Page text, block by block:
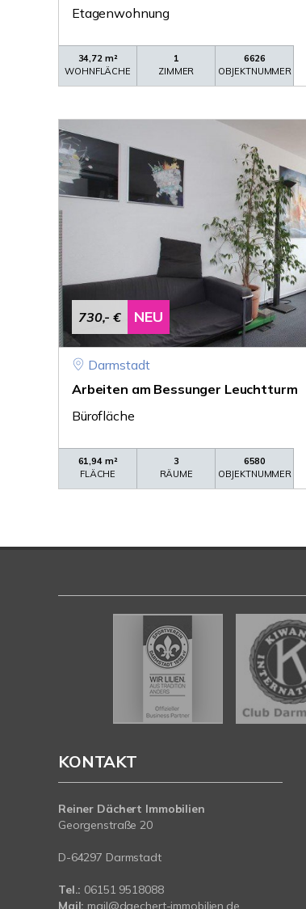
Etagenwohnung
34,72 m²
WOHNFLÄCHE
1
ZIMMER
6626
OBJEKTNUMMER
730,- € NEU
Darmstadt
Arbeiten am Bessunger Leuchtturm
Bürofläche
61,94 m²
FLÄCHE
3
RÄUME
6580
OBJEKTNUMMER
KONTAKT
Reiner Dächert Immobilien
Georgenstraße 20
D-64297 Darmstadt
Tel.: 06151 9518088
Mail: mail@daechert-immobilien.de